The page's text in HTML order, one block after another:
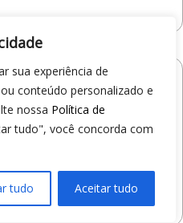
sua experiência de
conteúdo personalizado e
nossa Política de
tudo", você concorda com
tudo Aceitar tudo
Jaraguá
dos Manacás